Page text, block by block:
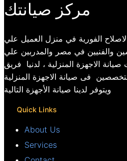
مركز صيانتك
الفورية في منزل العميل علي
والفنيين في مصر والمدربين علي
الاجهزة المنزلية ، لدنيا فريق
فى صيانة الاجهزة المنزلية
ويتوفر لدينا صيانة الأجهزة التالية
Quick Links
About Us
Services